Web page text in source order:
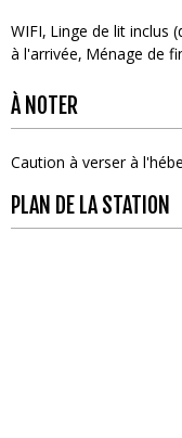
WIFI Linge de lit inclus
à l'arrivée Ménage de
À NOTER
Caution à verser à
PLAN DE LA STATION